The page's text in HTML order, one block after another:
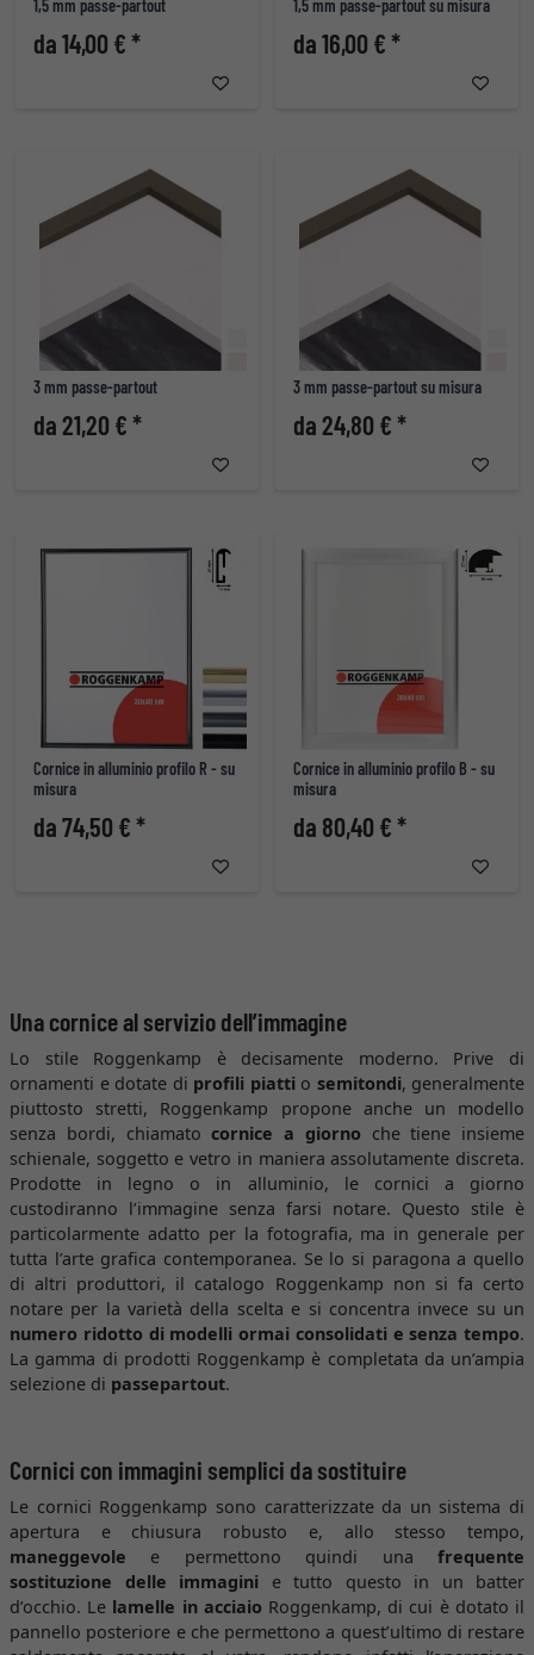
1,5 mm passe-partout
da 14,00 € *
1,5 mm passe-partout su misura
da 16,00 € *
3 mm passe-partout
da 21,20 € *
3 mm passe-partout su misura
da 24,80 € *
Cornice in alluminio profilo R - su
misura
da 74,50 € *
Cornice in alluminio profilo B - su
misura
da 80,40 € *
Una cornice al servizio dell’immagine
Lo stile Roggenkamp è decisamente moderno. Prive di
ornamenti e dotate di profili piatti o semitondi, generalmente
piuttosto stretti, Roggenkamp propone anche un modello
senza bordi, chiamatocornice a giorno che tiene insieme
schienale, soggetto e vetro in maniera assolutamente discreta.
Prodotte in legno o in alluminio, le cornici a giorno
custodiranno l’immagine senza farsi notare. Questo stile è
particolarmente adatto per la fotografia, ma in generale per
tutta l’arte grafica contemporanea. Se lo si paragona a quello
di altri produttori, il catalogo Roggenkamp non si fa certo
notare per la varietà della scelta e si concentra invece su un
numero ridotto di modelli ormai consolidati e senza tempo.
La gamma di prodotti Roggenkamp è completata da un’ampia
selezione di passepartout.
Cornici con immagini semplici da sostituire
Le cornici Roggenkamp sono caratterizzate da un sistema di
apertura e chiusura robusto e, allo stesso tempo,
maneggevole e permettono quindi una frequente
sostituzione delle immagini e tutto questo in un batter
d’occhio. Le lamelle in acciaio Roggenkamp, di cui è dotato il
pannello posteriore e che permettono a quest’ultimo di restare